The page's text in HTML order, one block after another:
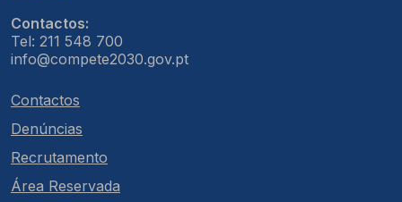
Contactos:
Tel: 211 548 700
info@compete2030.gov.pt
Contactos
Denúncias
Recrutamento
Área Reservada